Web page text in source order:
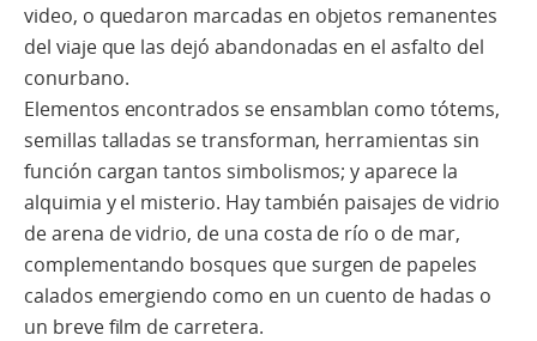
video, o quedaron marcadas en objetos remanentes
del viaje que las dejó abandonadas en el asfalto del
conurbano.
Elementos encontrados se ensamblan como tótems,
semillas talladas se transforman, herramientas sin
función cargan tantos simbolismos; y aparece la
alquimia y el misterio. Hay también paisajes de vidrio
de arena de vidrio, de una costa de río o de mar,
complementando bosques que surgen de papeles
calados emergiendo como en un cuento de hadas o
un breve film de carretera.